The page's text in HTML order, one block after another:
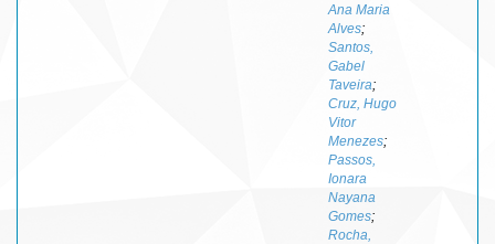
Ana Maria
Alves;
Santos,
Gabel
Taveira;
Cruz, Hugo
Vitor
Menezes;
Passos,
Ionara
Nayana
Gomes;
Rocha,